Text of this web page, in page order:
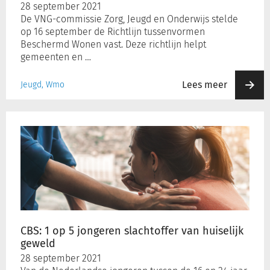
28 september 2021
De VNG-commissie Zorg, Jeugd en Onderwijs stelde
op 16 september de Richtlijn tussenvormen
Beschermd Wonen vast. Deze richtlijn helpt
gemeenten en …
Jeugd, Wmo Lees meer
CBS: 1 op 5 jongeren slachtoffer van huiselijk
geweld
28 september 2021
jongeren
slachtoffer
huiselijk
geweld